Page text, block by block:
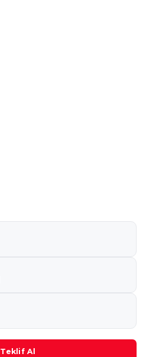
Teklif Al